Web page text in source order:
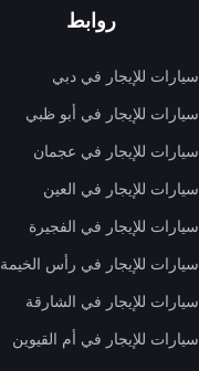
روابط
سيارات للإيجار في دبي
سيارات للإيجار في أبو ظبي
سيارات للإيجار في عجمان
سيارات للإيجار في العين
سيارات للإيجار في الفجيرة
سيارات للإيجار في رأس الخيمة
سيارات للإيجار في الشارقة
سيارات للإيجار في أم القيوين